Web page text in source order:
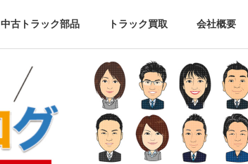
中古トラック部品 トラック買取 会社概要